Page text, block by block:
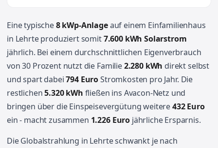
Eine typische8 kWp-Anlageauf einem Einfamilienhaus
in Lehrte produziert somit7.600 kWh Solarstrom
jährlich. Bei einem durchschnittlichen Eigenverbrauch
von 30 Prozent nutzt die Familie2.280 kWh direkt selbst
und spart dabei794 EuroStromkosten pro Jahr. Die
restlichen5.320 kWh fließen ins Avacon-Netz und
bringen über die Einspeisevergütung weitere432 Euro
ein - macht zusammen 1.226 Euro jährliche Ersparnis.
Die Globalstrahlung in Lehrte schwankt je nach